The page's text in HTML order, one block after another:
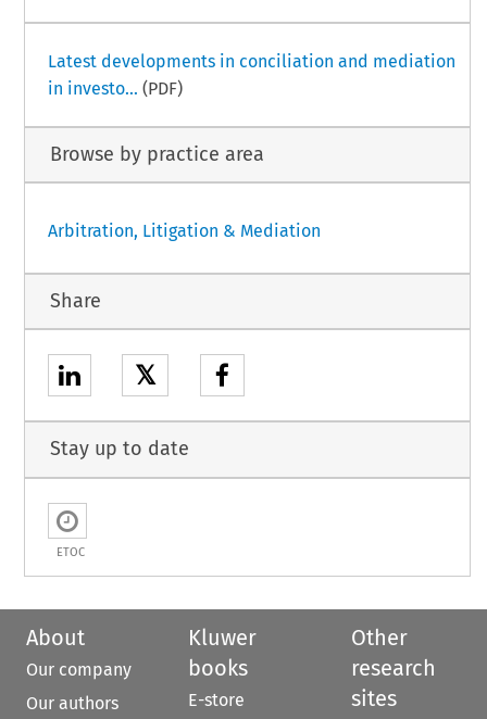
Latest developments in conciliation and mediation
in investo... (PDF)
Browse by practice area
Arbitration, Litigation & Mediation
Share
𝕏
Stay up to date
ETOC
About
Our company
Our authors
Kluwer
books
E-store
Other
research
sites